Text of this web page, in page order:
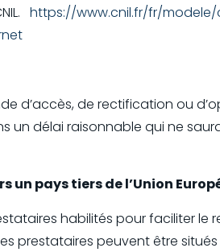
https://www.cnil.fr/fr/
d’accès, de rectification ou
un délai raisonnable qui ne
pays tiers de l’Union
habilités pour faciliter le
prestataires peuvent être situés